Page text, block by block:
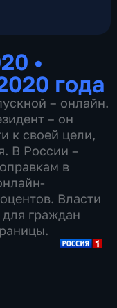
•
года
– онлайн.
– он
к своей цели,
В России –
в
Власти
для граждан